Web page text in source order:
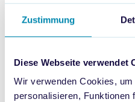
Zustimmung
Diese Webseite verwendet
Wir verwenden Cookies,
personalisieren, Funktionen
Daten als Dein
effektiver Analyse
Handel enthüllt!